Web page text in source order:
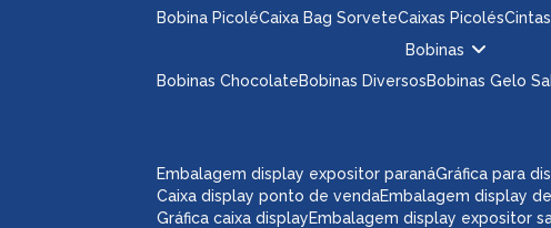
Bobina Picolé
Caixa Bag Sorvete Caixas Picolés
Bobinas
Bobinas Chocolate
Bobinas Diversos Bobinas Gelo
gráfica para
embalagem display
caixa display ponto de venda
gráfica caixa display embalagem display expositor
embalagem display expositor paraná